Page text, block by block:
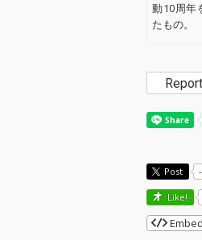
動10周年
たもの。
Post -
Like!
Embed